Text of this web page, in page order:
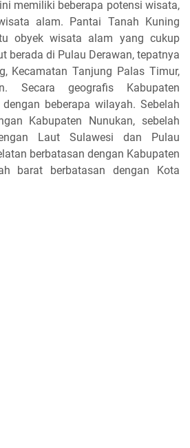
memiliki beberapa potensi wisata,
alam. Pantai Tanah Kuning
obyek wisata alam yang cukup
berada di Pulau Derawan, tepatnya
Kecamatan Tanjung Palas Timur,
Secara geografis Kabupaten
beberapa wilayah. Sebelah
Kabupaten Nunukan, sebelah
Laut Sulawesi dan Pulau
berbatasan dengan Kabupaten
barat berbatasan dengan Kota